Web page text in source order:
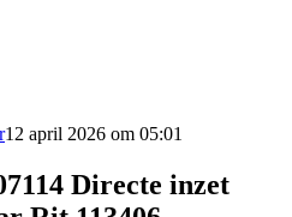
12 april 2026 om 05:01
Directe inzet